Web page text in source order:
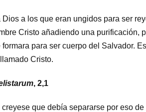
a los que eran ungidos para ser
Cristo añadiendo una purificación,
para ser cuerpo del Salvador.
Cristo.
, 2,1
que debía separarse por eso